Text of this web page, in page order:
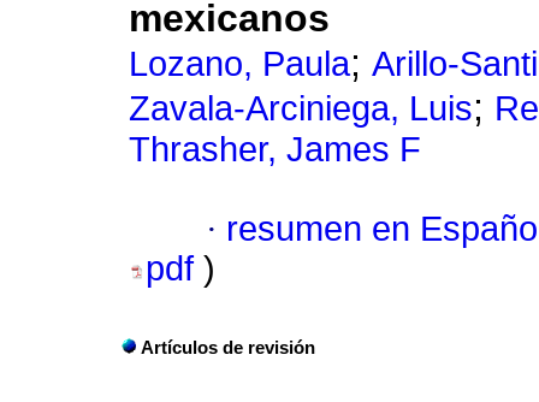
mexicanos
Lozano, Paula; Arillo-
Zavala-Arciniega, Luis;
Thrasher, James F
· resumen en
pdf )
Artículos de revisión